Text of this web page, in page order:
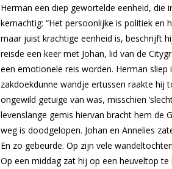
Herman een diep gewortelde eenheid, die
kernachtig: “Het persoonlijke is politiek en
maar juist krachtige eenheid is, beschrijft
reisde een keer met Johan, lid van de
een emotionele reis worden. Herman sliep
zakdoekdunne wandje ertussen raakte hij
ongewild getuige van was, misschien
levenslange gemis hiervan bracht hem de
weg is doodgelopen. Johan en Annelies
En zo gebeurde. Op zijn vele
Op een middag zat hij op een heuveltop